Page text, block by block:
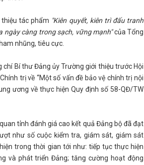
tác phẩm "Kiên quyết, kiên trì đấu tranh
ngày càng trong sạch, vững mạnh"của Tổng
nhũng, tiêu cực.
Bí thư Đảng ủy Trường giới thiệu trước Hội
trị về “Một số vấn đề bảo vệ chính trị nội
ương về thực hiện Quy định số 58-QĐ/TW
tỉnh đánh giá cao kết quả Đảng bộ đã đạt
như số cuộc kiểm tra, giám sát, giám sát
trong thời gian tới như: tiếp tục thực hiện
và phát triển Đảng; tăng cường hoạt động